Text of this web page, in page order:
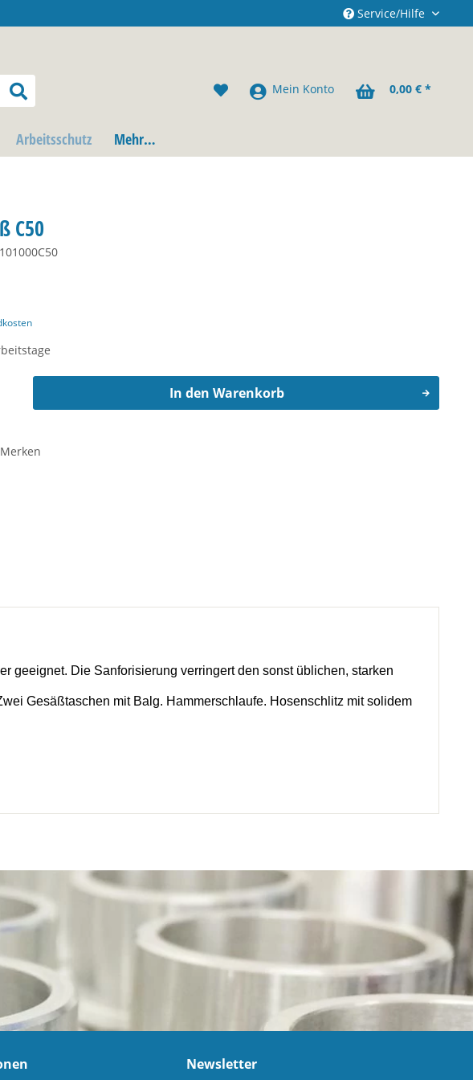
Service/Hilfe
Mein Konto 0,00 € *
Arbeitsschutz Mehr…
C50
In den Warenkorb
Merken
geeignet. Die Sanforisierung verringert den sonst üblichen, starken
Gesäßtaschen mit Balg. Hammerschlaufe. Hosenschlitz mit solidem
Newsletter